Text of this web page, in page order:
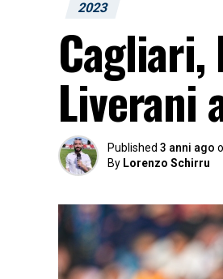
2023
Cagliari,
Liverani
Published 3 anni ago
By Lorenzo Schirru